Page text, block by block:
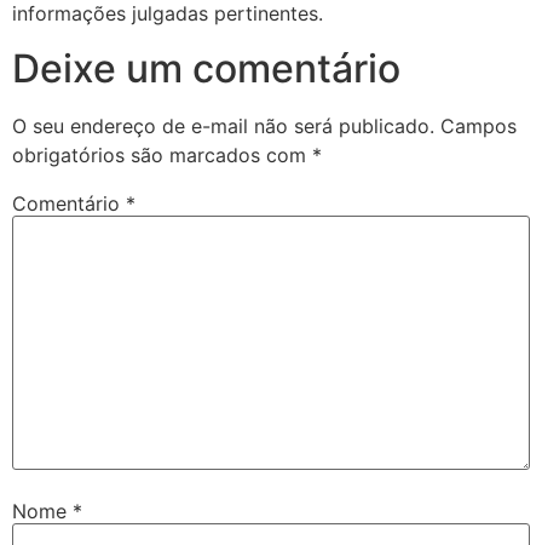
informações julgadas pertinentes.
Deixe um comentário
O seu endereço de e-mail não será publicado. Campos
obrigatórios são marcados com *
Comentário *
Nome *